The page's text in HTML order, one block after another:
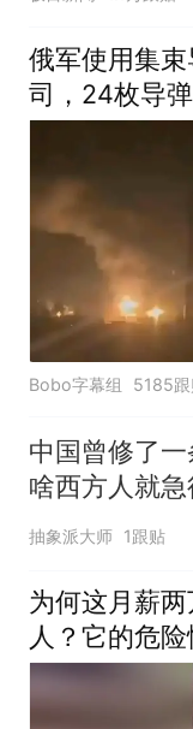
俄军使用集
司，24枚导
Bobo字幕组 5185
中国曾修了
啥西方人就急
家：不急都不
抽象派大师 1跟贴
为何这月薪
人？它的危险